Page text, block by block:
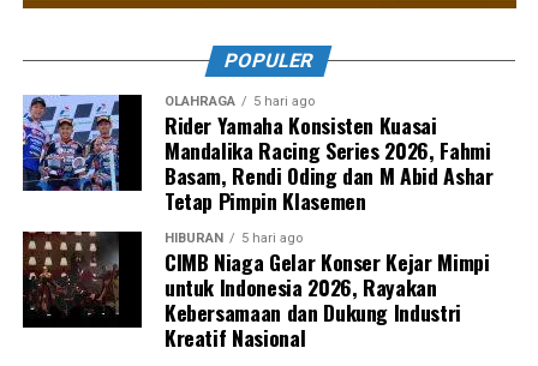
POPULER
OLAHRAGA 5 hari ago
Rider Yamaha Konsisten Kuasai
Mandalika Racing Series 2026, Fahmi
Basam, Rendi Oding dan M Abid Ashar
Tetap Pimpin Klasemen
HIBURAN 5 hari ago
CIMB Niaga Gelar Konser Kejar Mimpi
untuk Indonesia 2026, Rayakan
Kebersamaan dan Dukung Industri
Kreatif Nasional